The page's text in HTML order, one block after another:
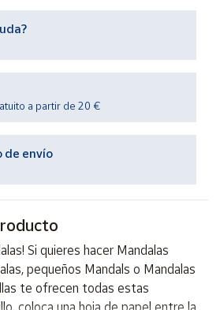
a partir de 20 €
de envío
Si quieres hacer Mandalas
pequeños Mandals o Mandalas
te ofrecen todas estas